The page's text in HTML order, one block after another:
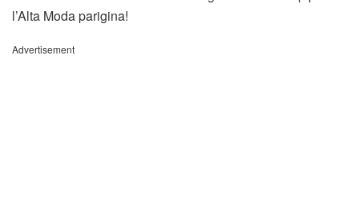
l’Alta Moda parigina!
Advertisement